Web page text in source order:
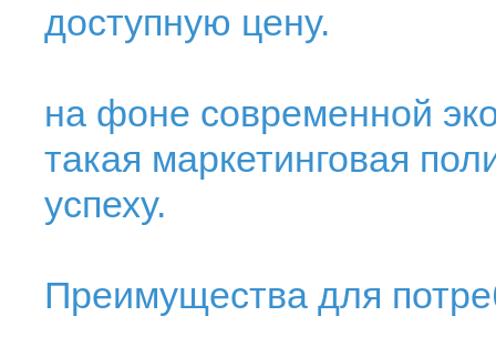
доступную цену.
на фоне современной
такая маркетинговая
успеху.
Преимущества для